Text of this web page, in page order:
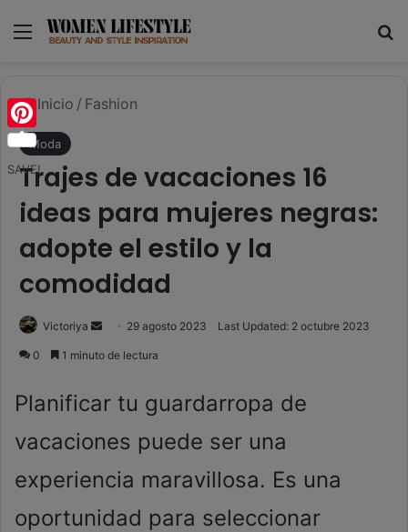
Menú
Inicio / Fashion
Moda
Trajes de vacaciones 16
ideas para mujeres negras:
adopte el estilo y la
comodidad
Victoriya
Send 29 agosto 2023 Last Updated: 2 octubre 2023
0 1 minuto de lectura
Planificar tu guardarropa de
vacaciones puede ser una
experiencia maravillosa. Es una
oportunidad para seleccionar
Pinterest
SAVE!